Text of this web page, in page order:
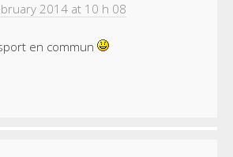
2014 at 10 h 08
en commun